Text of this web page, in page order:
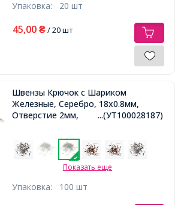
Упаковка: 20 шт
45,00 ₴/ 20 шт
Швензы Крючок с Шариком
Железные, Серебро, 18х0.8мм,
Отверстие 2мм,
...(УТ100028187)
Показать еще
Упаковка: 100 шт